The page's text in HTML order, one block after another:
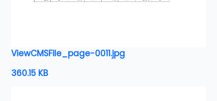
ViewCMSFile_page-0011.jpg
360.15 KB